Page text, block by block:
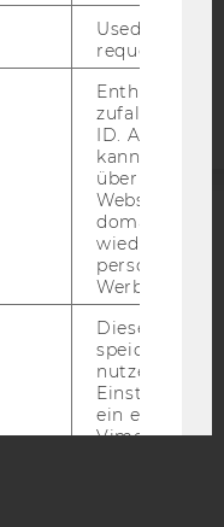
Used to
request rate.
Enthält eine
ID. Anhand
kann Google
über
Websites
Werbung
Dieses Cookie
speichert
ein
Vimeo-Video